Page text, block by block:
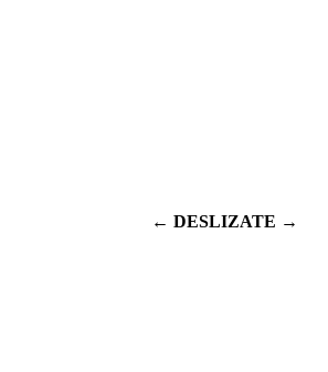
← DESLIZATE →